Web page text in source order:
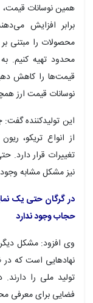
همین نوسانات قیمت،
برابر افزایش
محصولات را مبتنی
محدود تهیه کنیم.
قیمت‌ها را کاهش
نوسانات قیمت ارز
این تولیدکننده
از انواع تریکو،
تغییرات قرار دارد.
نیز مشکل مشابه
در گرگان حتی یک
حجاب وجود ندارد
وی افزود: مشکل
نهادهایی است که
تولید ملی را
فضایی برای معرفی